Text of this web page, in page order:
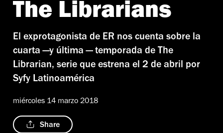
The Librarians
El exprotagonista de ER nos cuenta sobre la
cuarta —y última — temporada de The
Librarian, serie que estrena el 2 de abril por
Syfy Latinoamérica
miércoles 14 marzo 2018
Share